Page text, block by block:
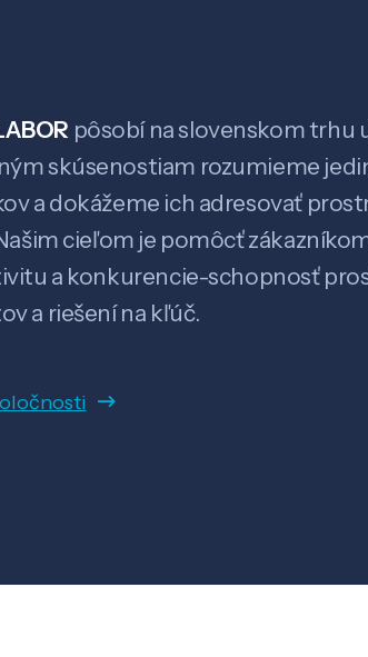
pôsobí na slovenskom trhu
skúsenostiam rozumieme
a dokážeme ich adresovať
cieľom je pomôcť
a konkurencie-schopnosť
a riešení na kľúč.